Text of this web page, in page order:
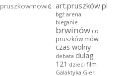
pruszkowmowi@gmail.com
art.pruszków.pl
bgż arena
bieganie
brwinów co
pruszków mówi
czas wolny
debata dulag
121 dzieci film
Galaktyka Gier